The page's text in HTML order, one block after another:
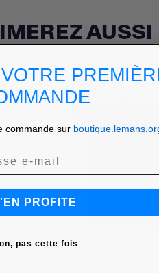
AUSSI
commande sur
PROFITE
pas cette fois